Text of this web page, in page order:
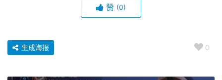
赞 (0)
0
生成海报